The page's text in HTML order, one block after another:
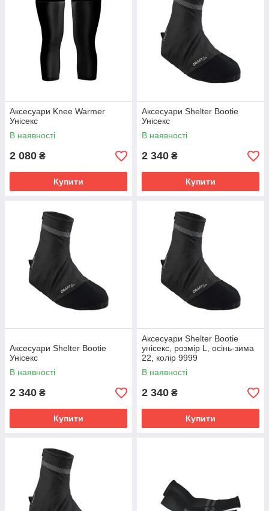
Аксесуари Knee Warmer
Унісекс
В наявності
2 080 ₴
Купити
Аксесуари Shelter Bootie
Унісекс
В наявності
2 340 ₴
Купити
Аксесуари Shelter Bootie
Унісекс
В наявності
2 340 ₴
Купити
Аксесуари Shelter Bootie
унісекс, розмір L, осінь-зима
22, колір 9999
В наявності
2 340 ₴
Купити